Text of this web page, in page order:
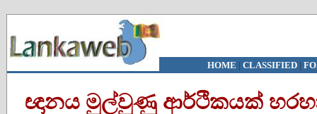
HOME | CLASSIFIED|
ඥානය මුල්වුණු ආර්ථිකයක්